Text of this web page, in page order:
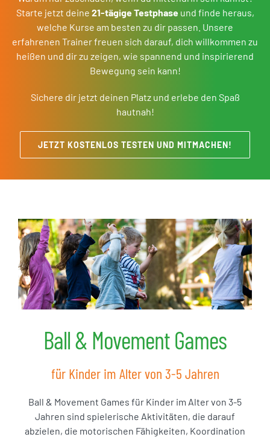
Starte jetzt deine 21-tägige Testphase und finde heraus,
welche Kurse am besten zu dir passen. Unsere
erfahrenen Trainer freuen sich darauf, dich willkommen zu
heißen und dir zu zeigen, wie spannend und inspirierend
Bewegung sein kann!
Sichere dir jetzt deinen Platz und erlebe den Spaß
hautnah!
JETZT KOSTENLOS TESTEN UND MITMACHEN!
Ball & Movement Games
für Kinder im Alter von 3-5 Jahren
Ball & Movement Games für Kinder im Alter von 3-5
Jahren sind spielerische Aktivitäten, die darauf
abzielen, die motorischen Fähigkeiten, Koordination